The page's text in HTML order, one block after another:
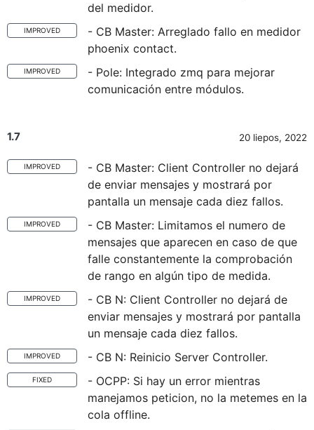
del medidor.
IMPROVED
- CB Master: Arreglado fallo en medidor
phoenix contact.
IMPROVED
- Pole: Integrado zmq para mejorar
comunicación entre módulos.
1.7 20 liepos, 2022
IMPROVED
- CB Master: Client Controller no dejará
de enviar mensajes y mostrará por
pantalla un mensaje cada diez fallos.
IMPROVED
- CB Master: Limitamos el numero de
mensajes que aparecen en caso de que
falle constantemente la comprobación
de rango en algún tipo de medida.
IMPROVED
- CB N: Client Controller no dejará de
enviar mensajes y mostrará por pantalla
un mensaje cada diez fallos.
IMPROVED - CB N: Reinicio Server Controller.
FIXED
- OCPP: Si hay un error mientras
manejamos peticion, no la metemes en la
cola offline.